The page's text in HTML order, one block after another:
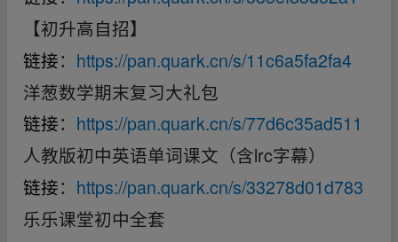
【初升高自招】
链接： https://pan.quark.cn/s/11c6a5fa2fa4
洋葱数学期末复习大礼包
链接： https://pan.quark.cn/s/77d6c35ad511
人教版初中英语单词课文（含lrc字幕）
链接： https://pan.quark.cn/s/33278d01d783
乐乐课堂初中全套